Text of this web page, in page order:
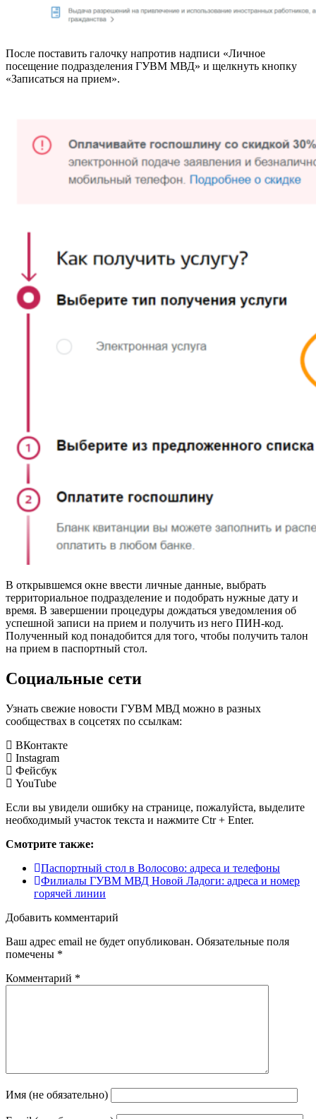
После поставить галочку напротив надписи «Личное
посещение подразделения ГУВМ МВД» и щелкнуть кнопку
«Записаться на прием».
В открывшемся окне ввести личные данные, выбрать
территориальное подразделение и подобрать нужные дату и
время. В завершении процедуры дождаться уведомления об
успешной записи на прием и получить из него ПИН-код.
Полученный код понадобится для того, чтобы получить талон
на прием в паспортный стол.
Социальные сети
Узнать свежие новости ГУВМ МВД можно в разных
сообществах в соцсетях по ссылкам:
ВКонтакте
Instagram
Фейсбук
YouTube
Если вы увидели ошибку на странице, пожалуйста, выделите
необходимый участок текста и нажмите Ctr + Enter.
Смотрите также:
Паспортный стол в Волосово: адреса и телефоны
Филиалы ГУВМ МВД Новой Ладоги: адреса и номер
горячей линии
Добавить комментарий
Ваш адрес email не будет опубликован. Обязательные поля
помечены *
Комментарий *
Имя (не обязательно)